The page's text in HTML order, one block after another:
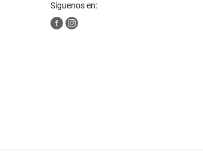
deportes
Síguenos en: